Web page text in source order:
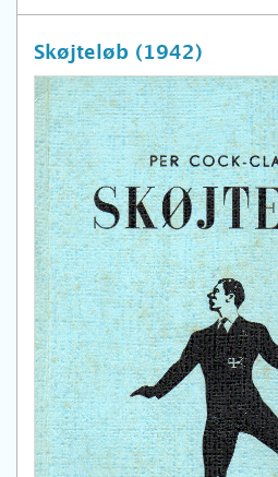
Skøjteløb (1942)